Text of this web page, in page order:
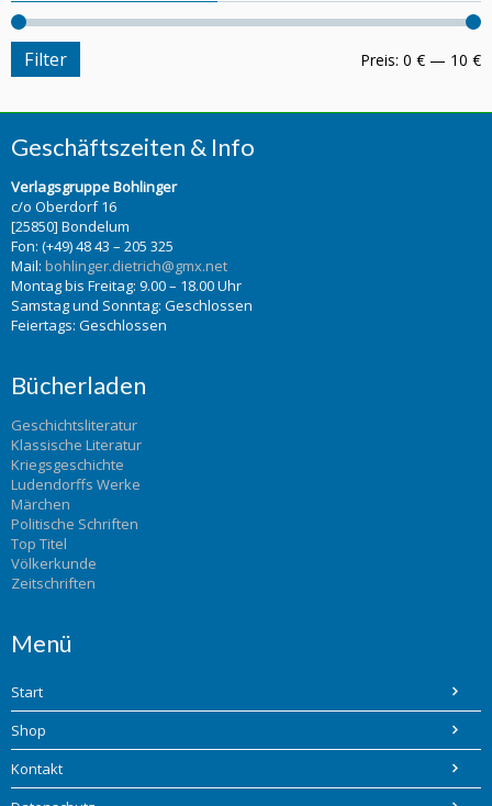
Filter Preis: 0 € — 10 €
Geschäftszeiten & Info
Verlagsgruppe Bohlinger
c/o Oberdorf 16
[25850] Bondelum
Fon: (+49) 48 43 – 205 325
Mail: bohlinger.dietrich@gmx.net
Montag bis Freitag: 9.00 – 18.00 Uhr
Samstag und Sonntag: Geschlossen
Feiertags: Geschlossen
Bücherladen
Geschichtsliteratur
Klassische Literatur
Kriegsgeschichte
Ludendorffs Werke
Märchen
Politische Schriften
Top Titel
Völkerkunde
Zeitschriften
Menü
Start
Shop
Kontakt